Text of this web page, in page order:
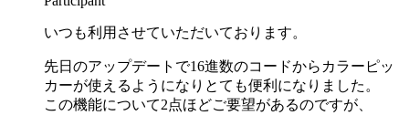
いつも利用させていただいております。
先日のアップデートで16進数のコードからカラーピッ
カーが使えるようになりとても便利になりました。
この機能について2点ほどご要望があるのですが、